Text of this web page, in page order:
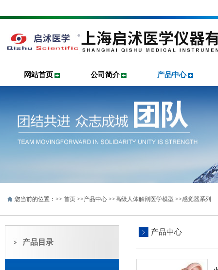
网站首页 公司简介 产品中心
您当前的位置：>> 首页 >>产品中心 >>高级人体解剖医学模型 >>感觉器系列
产品目录
产品中心